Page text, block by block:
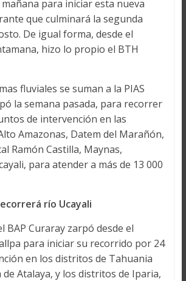
para iniciar esta nueva
que culminará la segunda
De igual forma, desde el
hizo lo propio el BTH
fluviales se suman a la PIAS
la semana pasada, para recorrer
de intervención en las
Amazonas, Datem del Marañón,
Ramón Castilla, Maynas,
para atender a más de 13 000
río Ucayali
BAP Curaray zarpó desde el
para iniciar su recorrido por 24
en los distritos de Tahuania
Atalaya, y los distritos de Iparia,